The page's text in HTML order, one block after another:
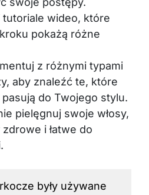
tutoriale wideo, które
pokażą różne
z różnymi typami
aby znaleźć te, które
pasują do Twojego stylu.
pielęgnuj swoje włosy,
zdrowe i łatwe do
były używane